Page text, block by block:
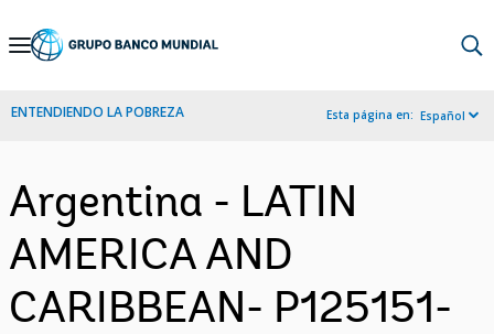
Skip
Navigation
ENTENDIENDO LA POBREZA Esta página en: Español
Argentina - LATIN
AMERICA AND
CARIBBEAN- P125151-